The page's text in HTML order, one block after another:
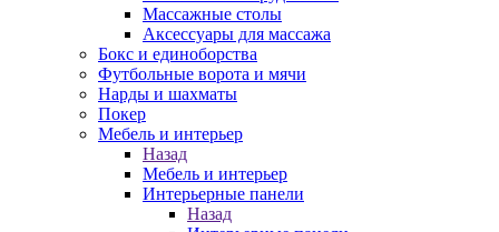
Массажные столы
Аксессуары для массажа
Бокс и единоборства
Футбольные ворота и мячи
Нарды и шахматы
Покер
Мебель и интерьер
Назад
Мебель и интерьер
Интерьерные панели
Назад